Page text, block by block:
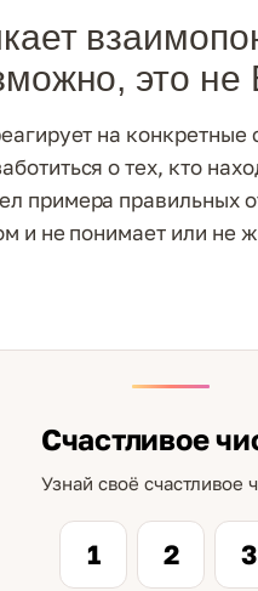
это
на конкретные
о тех, кто
примера правильных
и не понимает или не
Счастливое
Узнай своё счастливое
1 2 3